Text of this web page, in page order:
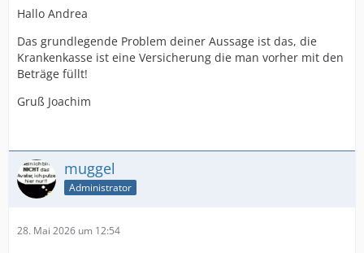
Hallo Andrea
Das grundlegende Problem deiner Aussage ist das, die
Krankenkasse ist eine Versicherung die man vorher mit den
Beträge füllt!
Gruß Joachim
muggel
Administrator
28. Mai 2026 um 12:54